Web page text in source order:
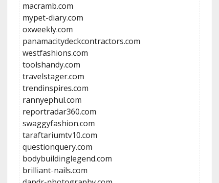
macramb.com
mypet-diary.com
oxweekly.com
panamacitydeckcontractors.com
westfashions.com
toolshandy.com
travelstager.com
trendinspires.com
rannyephul.com
reportradar360.com
swaggyfashion.com
taraftariumtv10.com
questionquery.com
bodybuildinglegend.com
brilliant-nails.com